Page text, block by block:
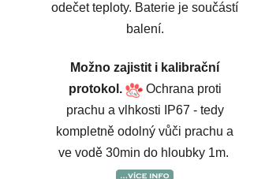
odečet teploty. Baterie je součástí
balení.
Možno zajistit i kalibrační
protokol.
Ochrana proti
prachu a vlhkosti IP67 - tedy
kompletně odolný vůči prachu a
ve vodě 30min do hloubky 1m.